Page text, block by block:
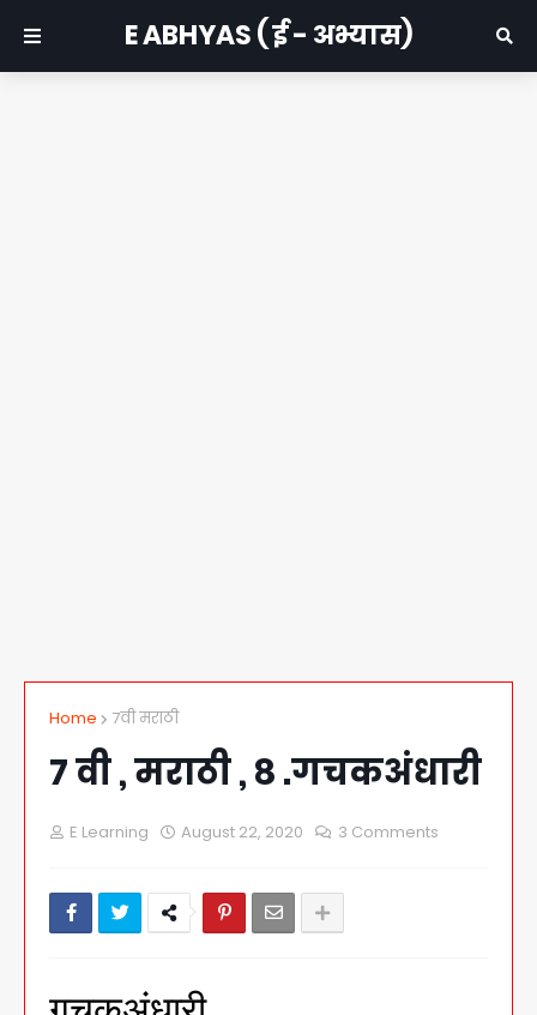
E ABHYAS ( ई - अभ्यास)
Home 7वी मराठी
7 वी , मराठी , ८ .गचकअंधारी
E Learning August 22, 2020 3 Comments